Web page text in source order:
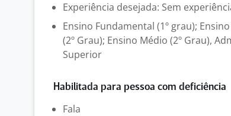
Experiência desejada: Sem
Ensino Fundamental (1º grau);
(2º Grau); Ensino Médio (2º Grau),
Superior
Habilitada para pessoa com deficiência
Fala